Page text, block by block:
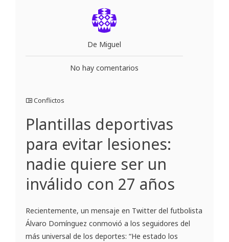
De Miguel
No hay comentarios
Conflictos
Plantillas deportivas
para evitar lesiones:
nadie quiere ser un
inválido con 27 años
Recientemente, un mensaje en Twitter del futbolista
Álvaro Domínguez conmovió a los seguidores del
más universal de los deportes: “He estado los